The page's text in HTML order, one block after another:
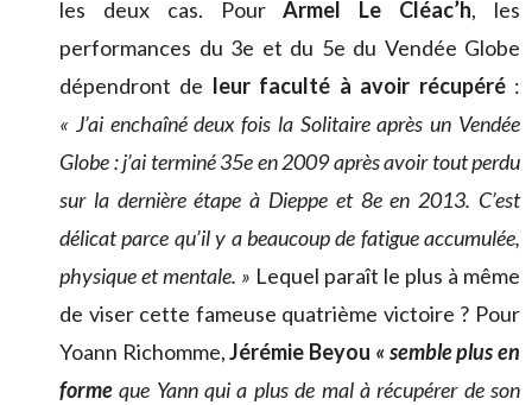
les deux cas. PourArmel Le Cléac’h, les
performances du 3e et du 5e du Vendée Globe
dépendront de leur faculté à avoir récupéré:
« J’ai enchaîné deux fois la Solitaire après un Vendée
Globe : j’ai terminé 35e en 2009 après avoir tout perdu
sur la dernière étape à Dieppe et 8e en 2013. C’est
délicat parce qu’il y a beaucoup de fatigue accumulée,
physique et mentale. » Lequel paraît le plus à même
de viser cette fameuse quatrième victoire ? Pour
Yoann Richomme,Jérémie Beyou « semble plus en
forme que Yann qui a plus de mal à récupérer de son